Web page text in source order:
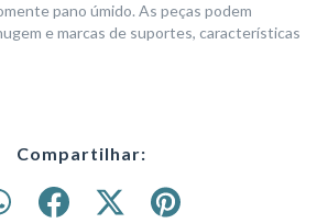
pano úmido. As peças podem
e marcas de suportes, características
Compartilhar: